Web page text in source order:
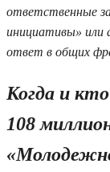
ответственные
инициативы» или
ответ в общих
Когда и
108